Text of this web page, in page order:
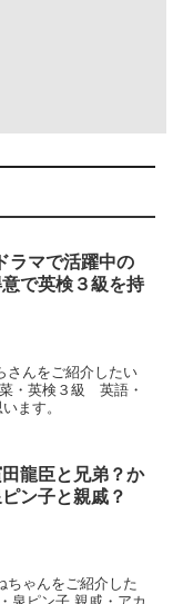
ラマで活躍中の
で英検３級を持
さんをご紹介したい
・英検３級 英語・
ます。
龍臣と兄弟？か
ン子と親戚？
ちゃんをご紹介した